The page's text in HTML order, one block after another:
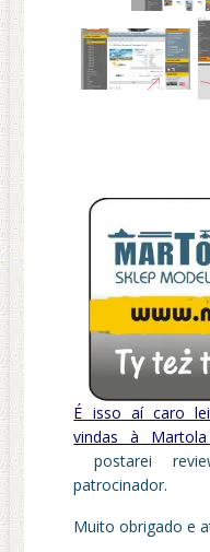
É isso aí caro
vindas à
postarei
patrocinador.
Muito obrigado e